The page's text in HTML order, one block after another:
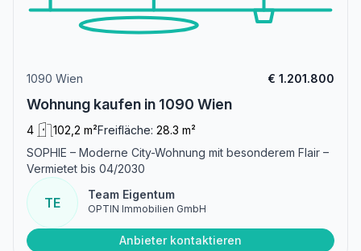
1090 Wien € 1.201.800
Wohnung kaufen in 1090 Wien
4 102,2 m²Freifläche: 28.3 m²
SOPHIE – Moderne City-Wohnung mit besonderem Flair –
Vermietet bis 04/2030
TE
Team Eigentum
OPTIN Immobilien GmbH
Anbieter kontaktieren